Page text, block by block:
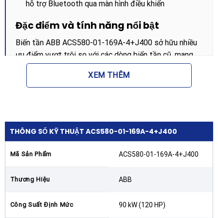
hỗ trợ Bluetooth qua màn hình điều khiển
Đặc điểm và tính năng nổi bật
Biến tần ABB ACS580-01-169A-4+J400 sở hữu nhiều
ưu điểm vượt trội so với các dòng biến tần cũ, mang
lại hiệu suất tối ưu cho hệ thống điện công nghiệp:
Thiết kế nhỏ gọn và thông minh:Giúp giảm diện tích
ACS550.
Tích hợp sẵn các tính năng thiết yếu:Sản phẩm tích
hợp sẵn bộ lọc EMC để giảm nhiễu điện từ, cuộn
chuẩn EN61000-3-12, và bo mạch được phủ lớp bảo
nghiệt.
XEM THÊM
THÔNG SỐ KỸ THUẬT ACS580-01-169A-4+J400
Mã Sản Phẩm ACS580-01-169A-4+J400
Thương Hiệu ABB
Công Suất Định Mức 90 kW (120 HP)